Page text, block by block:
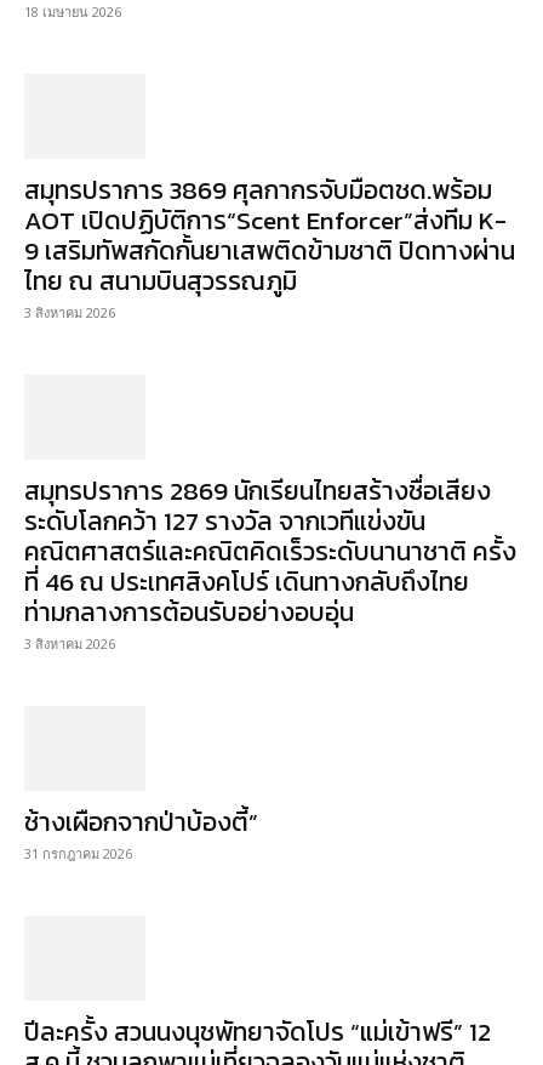
18 เมษายน 2026
สมุทรปราการ 3869 ศุลกากรจับมือตชด.พร้อม
AOT เปิดปฏิบัติการ“Scent Enforcer”ส่งทีม K-
9 เสริมทัพสกัดกั้นยาเสพติดข้ามชาติ ปิดทางผ่าน
ไทย ณ สนามบินสุวรรณภูมิ
3 สิงหาคม 2026
สมุทรปราการ 2869 นักเรียนไทยสร้างชื่อเสียง
ระดับโลกคว้า 127 รางวัล จากเวทีแข่งขัน
คณิตศาสตร์และคณิตคิดเร็วระดับนานาชาติ ครั้ง
ที่ 46 ณ ประเทศสิงคโปร์ เดินทางกลับถึงไทย
ท่ามกลางการต้อนรับอย่างอบอุ่น
3 สิงหาคม 2026
ช้างเผือกจากป่าบ้องตี้”
31 กรกฎาคม 2026
ปีละครั้ง สวนนงนุชพัทยาจัดโปร “แม่เข้าฟรี” 12